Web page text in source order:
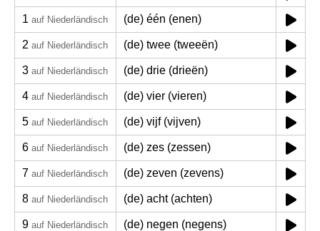
1 auf Niederländisch (de) één (enen)
2 auf Niederländisch (de) twee (tweeën)
3 auf Niederländisch (de) drie (drieën)
4 auf Niederländisch (de) vier (vieren)
5 auf Niederländisch (de) vijf (vijven)
6 auf Niederländisch (de) zes (zessen)
7 auf Niederländisch (de) zeven (zevens)
8 auf Niederländisch (de) acht (achten)
9 auf Niederländisch
(de) negen (negens)